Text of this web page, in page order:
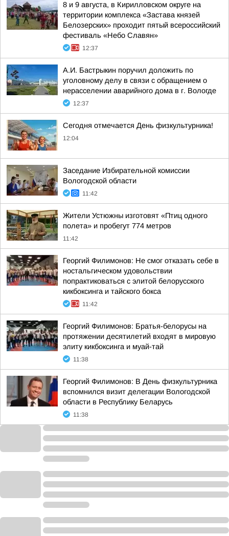
8 и 9 августа, в Кирилловском округе на
территории комплекса «Застава князей
Белозерских» проходит пятый всероссийский
фестиваль «Небо Славян»
12:37
А.И. Бастрыкин поручил доложить по
уголовному делу в связи с обращением о
нерасселении аварийного дома в г. Вологде
12:37
Сегодня отмечается День физкультурника!
12:04
Заседание Избирательной комиссии
Вологодской области
11:42
Жители Устюжны изготовят «Птиц одного
полета» и пробегут 774 метров
11:42
Георгий Филимонов: Не смог отказать себе в
ностальгическом удовольствии
попрактиковаться с элитой белорусского
кикбоксинга и тайского бокса
11:42
Георгий Филимонов: Братья-белорусы на
протяжении десятилетий входят в мировую
элиту кикбоксинга и муай-тай
11:38
Георгий Филимонов: В День физкультурника
вспомнился визит делегации Вологодской
области в Республику Беларусь
11:38